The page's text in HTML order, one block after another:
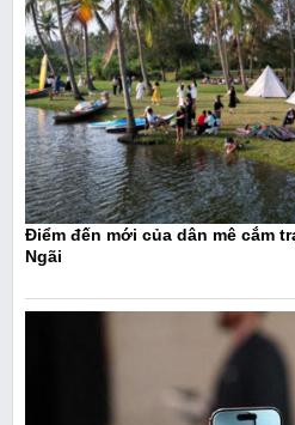
Điểm đến mới của dân mê cắm
Ngãi